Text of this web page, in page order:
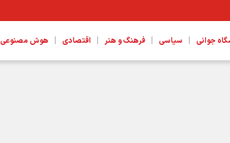
جوانی | سیاسی | فرهنگ و هنر | اقتصادی | هوش مصنوعی،